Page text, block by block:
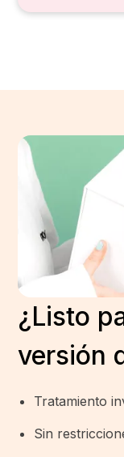
¿Listo
versión
Tratamiento
Sin